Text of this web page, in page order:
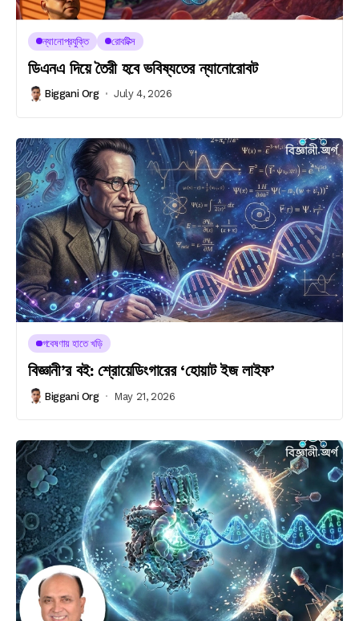
ন্যানোপ্রযুক্তি রোবটিক্স
ডিএনএ দিয়ে তৈরী হবে ভবিষ্যতের ন্যানোরোবট
Biggani Org July 4, 2026
গবেষণায় হাতে খড়ি
বিজ্ঞানী’র বই: শ্রোয়েডিংগারের ‘হোয়াট ইজ লাইফ’
Biggani Org May 21, 2026